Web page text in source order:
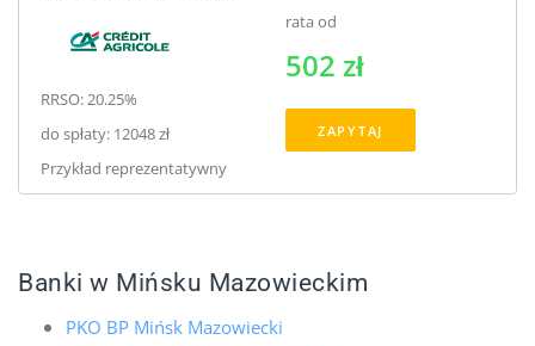
RRSO: 20.25%
do spłaty: 12048 zł
Przykład reprezentatywny
rata od
502 zł
ZAPYTAJ
Banki w Mińsku Mazowieckim
PKO BP Mińsk Mazowiecki